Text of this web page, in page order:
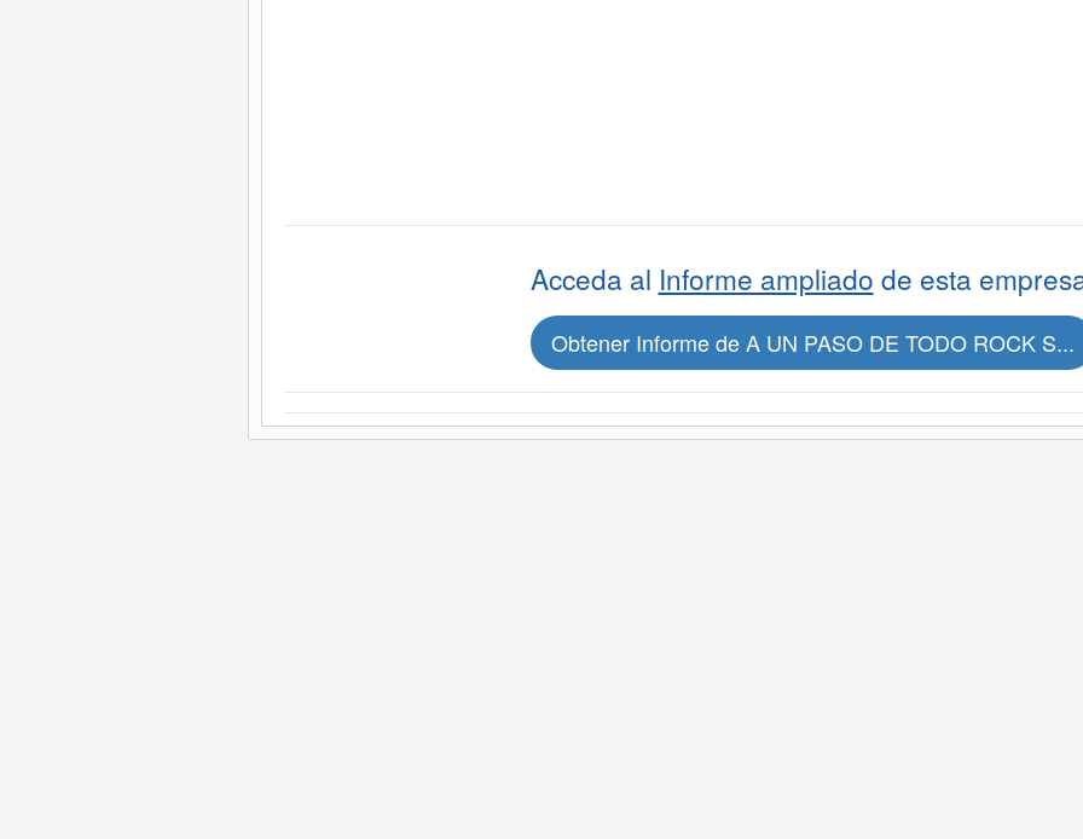
Acceda al Informe ampliado de esta
Obtener Informe de A UN PASO DE TODO ROCK S...